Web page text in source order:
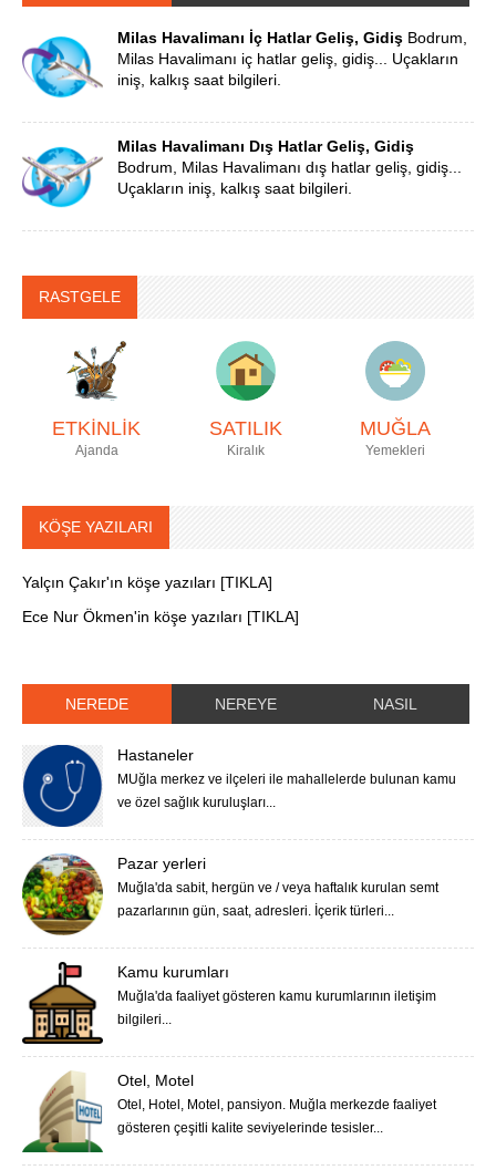
Milas Havalimanı İç Hatlar Geliş, Gidiş Bodrum,
Milas Havalimanı iç hatlar geliş, gidiş... Uçakların
iniş, kalkış saat bilgileri.
Milas Havalimanı Dış Hatlar Geliş, Gidiş
Bodrum, Milas Havalimanı dış hatlar geliş, gidiş...
Uçakların iniş, kalkış saat bilgileri.
RASTGELE
ETKİNLİK
Ajanda
SATILIK
Kiralık
MUĞLA
Yemekleri
KÖŞE YAZILARI
Yalçın Çakır'ın köşe yazıları [TIKLA]
Ece Nur Ökmen'in köşe yazıları [TIKLA]
NEREDE NEREYE NASIL
Hastaneler
MUğla merkez ve ilçeleri ile mahallelerde bulunan kamu
ve özel sağlık kuruluşları...
Pazar yerleri
Muğla'da sabit, hergün ve / veya haftalık kurulan semt
pazarlarının gün, saat, adresleri. İçerik türleri...
Kamu kurumları
Muğla'da faaliyet gösteren kamu kurumlarının iletişim
bilgileri...
Otel, Motel
Otel, Hotel, Motel, pansiyon. Muğla merkezde faaliyet
gösteren çeşitli kalite seviyelerinde tesisler...